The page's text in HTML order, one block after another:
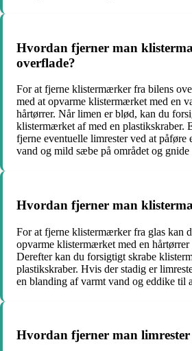
Hvordan fjerner man
overflade?
For at fjerne klistermærker fra bilens
med at opvarme klistermærket med en
hårtørrer. Når limen er blød, kan du
klistermærket af med en plastikskraber.
fjerne eventuelle limrester ved at påføre
vand og mild sæbe på området og
Hvordan fjerner man
For at fjerne klistermærker fra glas kan
opvarme klistermærket med en
Derefter kan du forsigtigt skrabe
plastikskraber. Hvis der stadig er
en blanding af varmt vand og eddike til
Hvordan fjerner man